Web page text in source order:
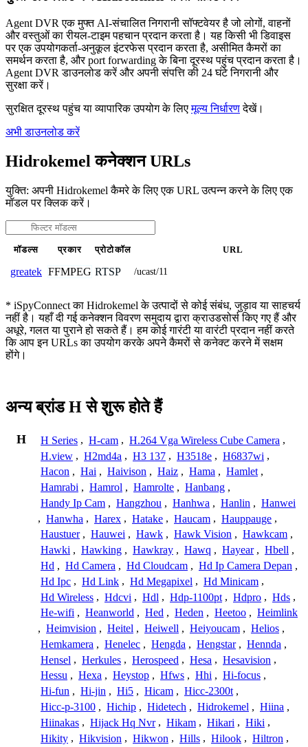
Agent DVR एक मुफ्त AI-संचालित निगरानी सॉफ्टवेयर है जो लोगों, वाहनों
और वस्तुओं का रीयल-टाइम पहचान प्रदान करता है। यह किसी भी डिवाइस
पर एक उपयोगकर्ता-अनुकूल इंटरफेस प्रदान करता है, असीमित कैमरों का
समर्थन करता है, और port forwarding के बिना दूरस्थ पहुंच प्रदान करता है।
Agent DVR डाउनलोड करें और अपनी संपत्ति की 24 घंटे निगरानी और
सुरक्षा करें।
सुरक्षित दूरस्थ पहुंच या व्यापारिक उपयोग के लिएमूल्य निर्धारणदेखें।
अभी डाउनलोड करें
Hidrokemel कनेक्शन URLs
युक्ति: अपनी Hidrokemel कैमरे के लिए एक URL उत्पन्न करने के लिए एक
मॉडल पर क्लिक करें।
मॉडल्स प्रकार प्रोटोकॉल URL
greatek FFMPEG RTSP /ucast/11
* iSpyConnect का Hidrokemel के उत्पादों से कोई संबंध, जुड़ाव या साहचर्य
नहीं है। यहाँ दी गई कनेक्शन विवरण समुदाय द्वारा क्राउडसोर्स किए गए हैं और
अधूरे, गलत या पुराने हो सकते हैं। हम कोई गारंटी या वारंटी प्रदान नहीं करते
कि आप इन URLs का उपयोग करके अपने कैमरों से कनेक्ट करने में सक्षम
होंगे।
अन्य ब्रांड H से शुरू होते हैं
H H Series , H-cam , H.264 Vga Wireless Cube Camera ,
H.view , H2md4a , H3 137 , H3518e , H6837wi ,
Hacon , Hai , Haivison , Haiz , Hama , Hamlet ,
Hamrabi , Hamrol , Hamrolte , Hanbang ,
Handy Ip Cam , Hangzhou , Hanhwa , Hanlin , Hanwei
, Hanwha , Harex , Hatake , Haucam , Hauppauge ,
Haustuer , Hauwei , Hawk , Hawk Vision , Hawkcam ,
Hawki , Hawking , Hawkray , Hawq , Hayear , Hbell ,
Hd , Hd Camera , Hd Cloudcam , Hd Ip Camera Depan ,
Hd Ipc , Hd Link , Hd Megapixel , Hd Minicam ,
Hd Wireless , Hdcvi , Hdl , Hdp-1100pt , Hdpro , Hds ,
He-wifi , Heanworld , Hed , Heden , Heetoo , Heimlink
, Heimvision , Heitel , Heiwell , Heiyoucam , Helios ,
Hemkamera , Henelec , Hengda , Hengstar , Hennda ,
Hensel , Herkules , Herospeed , Hesa , Hesavision ,
Hessu , Hexa , Heystop , Hfws , Hhi , Hi-focus ,
Hi-fun , Hi-jin , Hi5 , Hicam , Hicc-2300t ,
Hicc-p-3100 , Hichip , Hidetech , Hidrokemel , Hiina ,
Hiinakas , Hijack Hq Nvr , Hikam , Hikari , Hiki ,
Hikity , Hikvision , Hikwon , Hills , Hilook , Hiltron ,